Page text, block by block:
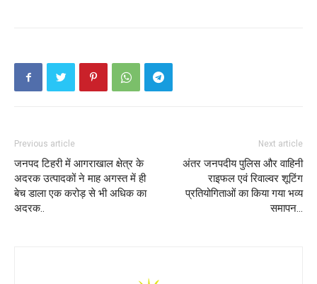
Previous article
जनपद टिहरी में आगराखाल क्षेत्र के
अदरक उत्पादकों ने माह अगस्त में ही
बेच डाला एक करोड़ से भी अधिक का
अदरक..
Next article
अंतर जनपदीय पुलिस और वाहिनी
राइफल एवं रिवाल्वर शूटिंग
प्रतियोगिताओं का किया गया भव्य
समापन…